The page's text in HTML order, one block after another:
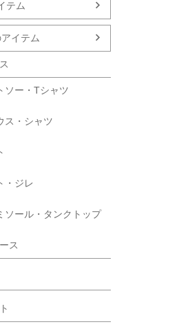
テム
イテム
ソー・Tシャツ
ス・シャツ
・ジレ
ソール・タンクトップ
ス